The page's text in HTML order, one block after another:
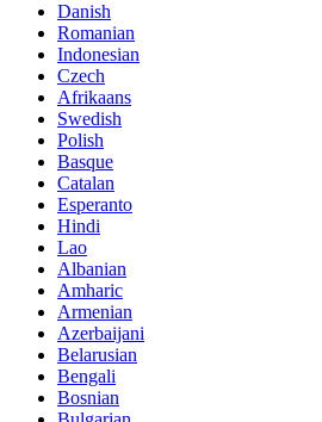
Danish
Romanian
Indonesian
Czech
Afrikaans
Swedish
Polish
Basque
Catalan
Esperanto
Hindi
Lao
Albanian
Amharic
Armenian
Azerbaijani
Belarusian
Bengali
Bosnian